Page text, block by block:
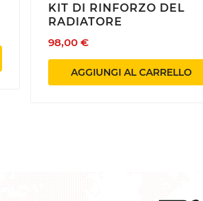
KIT DI RINFORZO DEL
RADIATORE
98,00 €
AGGIUNGI AL CARRELLO